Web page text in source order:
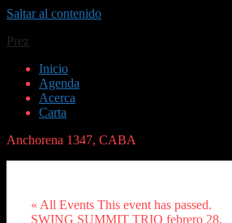
Saltar al contenido
Prez
Inicio
Agenda
Acerca
Carta
Anchorena 1347, CABA
« All Events This event has passed.
SWING SUMMIT TRIO febrero 28,